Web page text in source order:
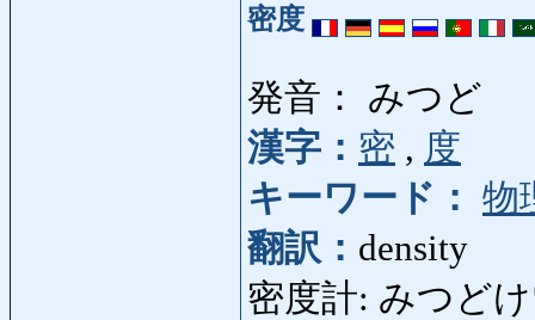
密度
発音： みつど
漢字： 密 , 度
キーワード： 物
翻訳： density
密度計: みつど